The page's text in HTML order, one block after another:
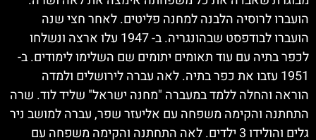
הועברו לרוסיה הלבנה למחנה פליטים. לאחר חצי שנה
הועברו לבודפסט שבהונגריה. ב- 1947 עלו ארצה ונשלחו
לכפר בתיה עם עוד תאומים יתומים שם השלימו לימודים. ב-
1951 עזבו את כפר בתיה. לאה עברה לירושלים ולמדה
הוראה והחלה ללמד במעברה "מחנה ישראל" שליד לוד. שרה
התחתנה והקימה משפחה עם אליעזר שפר, עברה למושב ניר
גלים והולידו 3 ילדים. לאה התחתנה והקימה משפחה עם